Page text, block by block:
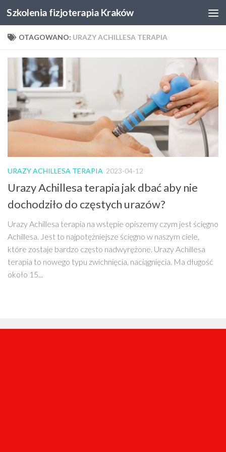
Skip to content
Szkolenia fizjoterapia Kraków
OTAGOWANO: URAZY ACHILLESA TERAPIA
URAZY ACHILLESA TERAPIA 2023-04-12
Urazy Achillesa terapia jak dbać aby nie
dochodziło do częstych urazów?
Urazy Achillesa terapia na wstępie opiszemy czym jest ścięgno
Achillesa. Jest to najpotężniejsze ścięgno w naszym ciele,
które zostaje bardzo często nadwyrężone. Urazy Achillesa
terapia to nowego typu zwichnięcia, naciągnięcia. Ma długość
około 15...